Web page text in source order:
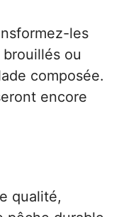
les
ou
composée.
encore
qualité,